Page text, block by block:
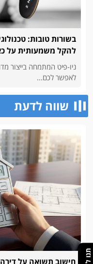
בשורות טובות:
להקל משמעותית על
ניו-פיט המתמחה בייצור
לאפשר לכם...
שווה לדעת
חישוב תשואה על